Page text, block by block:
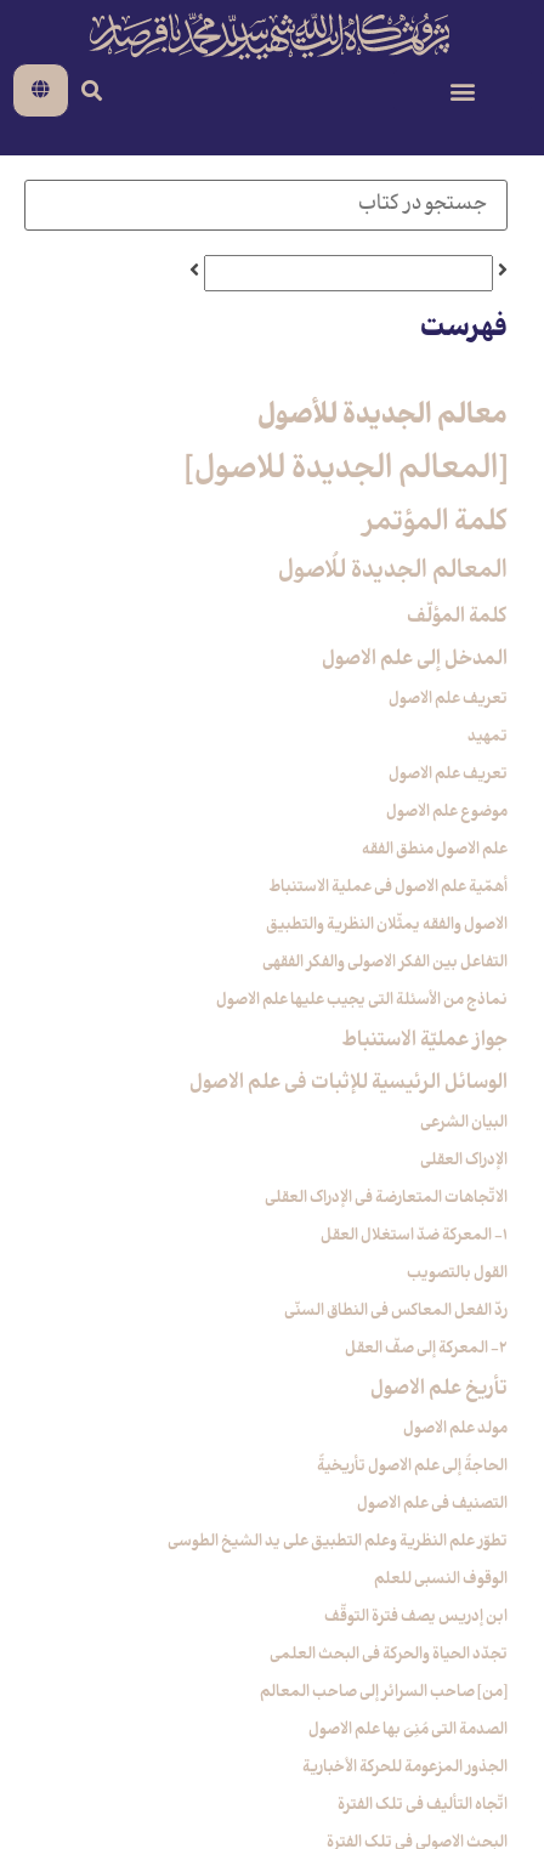
فهرست
معالم الجدیدة للأصول
[المعالم الجديدة للاصول‏]
كلمة المؤتمر
المعالم الجديدة للُاصول‏
كلمة المؤلّف
المدخل ‏إلى علم الاصول‏
تعريف علم الاصول‏
تمهيد
تعريف علم الاصول
موضوع علم الاصول
علم الاصول منطق الفقه
أهمّية علم الاصول في عملية الاستنباط
الاصول والفقه يمثّلان النظرية والتطبيق
التفاعل بين الفكر الاصولي والفكر الفقهي
نماذج من الأسئلة التي يجيب عليها علم الاصول
جواز عمليّة الاستنباط
الوسائل الرئيسية للإثبات في علم الاصول
البيان الشرعي‏
الإدراك العقلي‏
الاتّجاهات المتعارضة في الإدراك العقلي
1- المعركة ضدّ استغلال العقل
القول بالتصويب
ردّ الفعل المعاكس في النطاق السنّي
2- المعركة إلى صفّ العقل
تأريخ علم الاصول‏
مولد علم الاصول
الحاجةُ إلى علم الاصول تأريخيةٌ
التصنيف في علم الاصول
تطوّر علم النظرية وعلم التطبيق على يد الشيخ الطوسي
الوقوف النسبي للعلم
ابن إدريس يصف فترة التوقّف
تجدّد الحياة والحركة في البحث العلمي
[من‏] صاحب السرائر إلى صاحب المعالم
الصدمة التي مُنِيَ بها علم الاصول
الجذور المزعومة للحركة الأخبارية
اتّجاه التأليف في تلك الفترة
البحث الاصولي في تلك الفترة